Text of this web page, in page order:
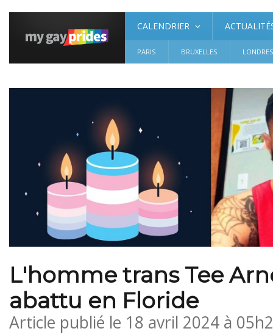
CALENDRIER
PARIS BRUXELLES LONDRES
L'homme trans Tee
abattu en Floride
Article publié le 18 avril 2024 à